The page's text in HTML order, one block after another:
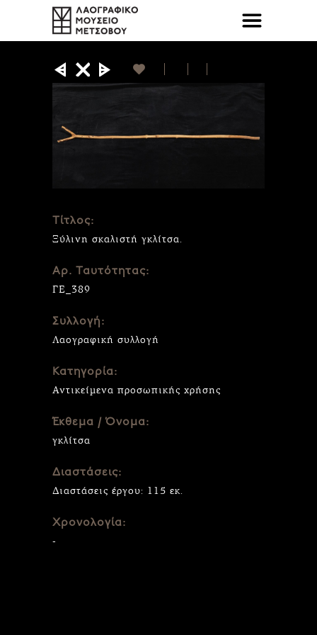
Τίτλος:
Ξύλινη σκαλιστή γκλίτσα.
Αρ. Ταυτότητας:
ΓΕ_389
Συλλογή:
Λαογραφική συλλογή
Κατηγορία:
Αντικείμενα προσωπικής χρήσης
Έκθεμα / Όνομα:
γκλίτσα
Διαστάσεις:
Διαστάσεις έργου: 115 εκ.
Χρονολογία:
-